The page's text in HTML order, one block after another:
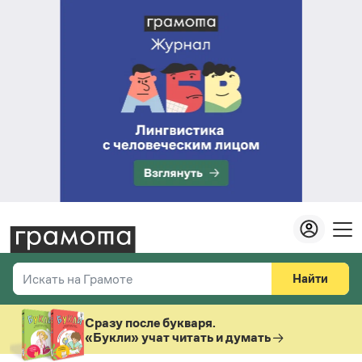
Искать на Грамоте
Справочная служба
Найти
Везде